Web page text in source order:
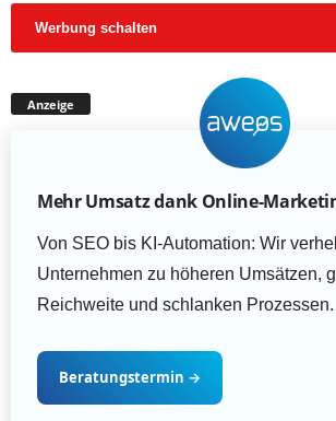
Werbung schalten
Anzeige
Mehr Umsatz dank Online-
Von SEO bis KI-Automation: Wir
Unternehmen zu höheren Umsätzen,
Reichweite und schlanken Prozessen.
Beratungstermin →